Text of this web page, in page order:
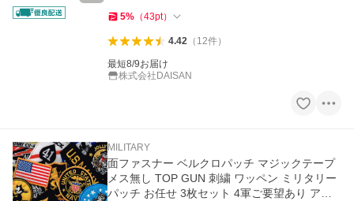
5% （43pt）
4.42（ 12件）
最短8/9お届け
株式会社DAISAN
MILITARY
面ファスナー ベルクロパッチ マジックテープ
メス無し TOP GUN 刺繍 ワッペン ミリタリー
パッチ お任せ 3枚セット 4軍ご要望あり アメ